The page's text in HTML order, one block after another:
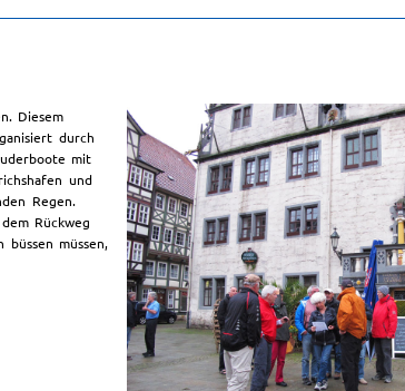
Diesem
durch
mit
und
Regen.
Rückweg
müssen,